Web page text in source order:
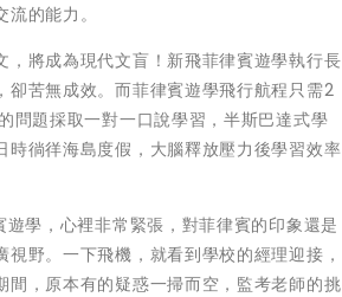
的能力。
將成為現代文盲！新飛菲律賓遊學執行長
苦無成效。而菲律賓遊學飛行航程只需2
問題採取一對一口說學習，半斯巴達式學
徜徉海島度假，大腦釋放壓力後學習效率
學，心裡非常緊張，對菲律賓的印象還是
野。一下飛機，就看到學校的經理迎接，
，原本有的疑惑一掃而空，監考老師的挑